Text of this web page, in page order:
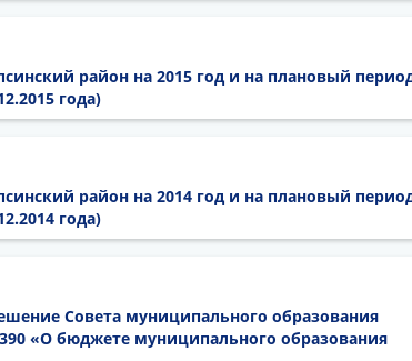
район на 2015 год и на плановый
года)
район на 2014 год и на плановый
года)
Совета муниципального образования
«О бюджете муниципального образования